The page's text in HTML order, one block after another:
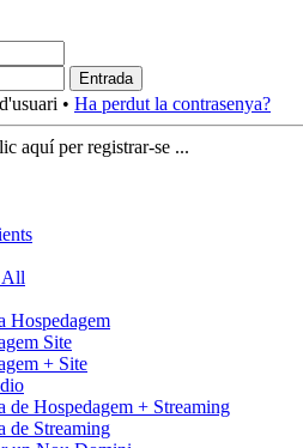
• Ha perdut la contrasenya?
aquí per registrar-se ...
All
Hospedagem
Site
+ Site
de Hospedagem + Streaming
de Streaming